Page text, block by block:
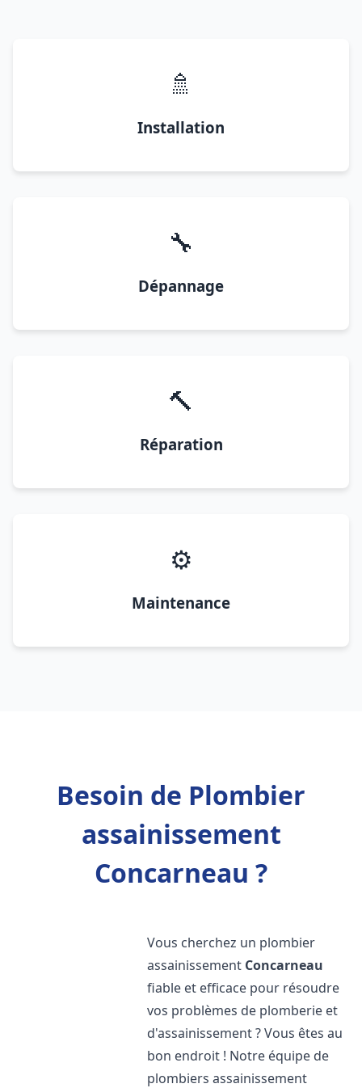
🚿
Installation
🔧
Dépannage
🔨
Réparation
⚙️
Maintenance
Besoin de Plombier
assainissement
Concarneau ?
Vous cherchez un plombier
assainissement Concarneau
fiable et efficace pour résoudre
vos problèmes de plomberie et
d'assainissement ? Vous êtes au
bon endroit ! Notre équipe de
plombiers assainissement